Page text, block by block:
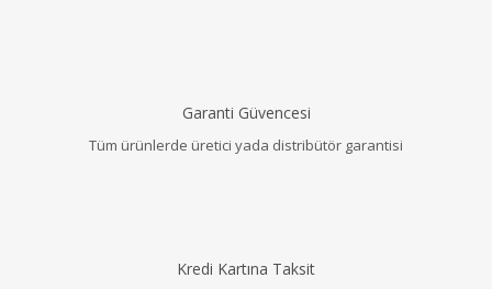
Garanti Güvencesi
Tüm ürünlerde üretici yada distribütör garantisi
Kredi Kartına Taksit